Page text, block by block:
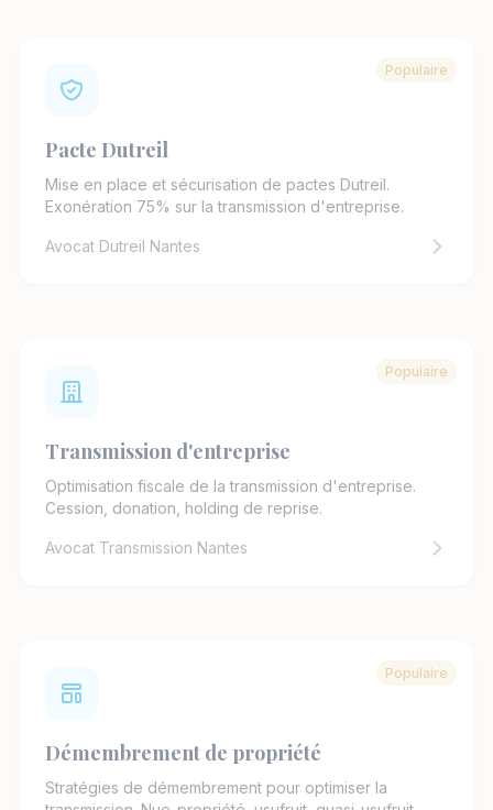
Populaire
Pacte Dutreil
Mise en place et sécurisation de pactes Dutreil.
Exonération 75% sur la transmission d'entreprise.
Avocat Dutreil Nantes
Populaire
Transmission d'entreprise
Optimisation fiscale de la transmission d'entreprise.
Cession, donation, holding de reprise.
Avocat Transmission Nantes
Populaire
Démembrement de propriété
Stratégies de démembrement pour optimiser la